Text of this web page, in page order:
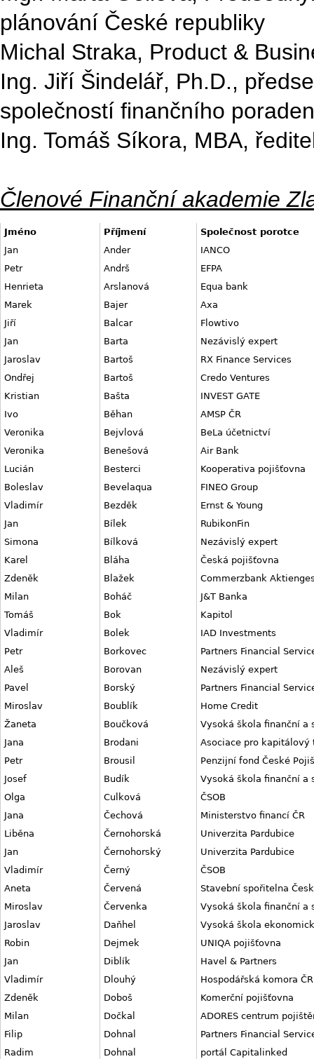
plánování České republiky
Michal Straka, Product &
Ing. Jiří Šindelář, Ph.D.,
společností finančního
Ing. Tomáš Síkora, MBA,
Členové Finanční akademie
Jméno Příjmení
Společnost porotce
Jan
Ander
IANCO
Petr
Andrš
EFPA
Henrieta
Arslanová
Equa bank
Marek
Bajer
Axa
Jiří
Balcar
Flowtivo
Jan
Barta
Nezávislý expert
Jaroslav
Bartoš
RX Finance Services
Ondřej
Bartoš
Credo Ventures
Kristian
Bašta
INVEST GATE
Ivo
Běhan
AMSP ČR
Veronika
Bejvlová
BeLa účetnictví
Veronika
Benešová
Air Bank
Lucián
Besterci
Kooperativa pojišťovna
Boleslav
Bevelaqua
FINEO Group
Vladimír
Bezděk
Ernst & Young
Jan
Bílek
RubikonFin
Simona
Bílková
Nezávislý expert
Karel
Bláha
Česká pojišťovna
Zdeněk
Blažek
Commerzbank
Milan
Boháč
J&T Banka
Tomáš
Bok
Kapitol
Vladimír
Bolek
IAD Investments
Petr
Borkovec
Partners Financial
Aleš
Borovan
Nezávislý expert
Pavel
Borský
Partners Financial
Miroslav
Boublík
Home Credit
Žaneta
Boučková
Vysoká škola finanční a
Jana
Brodani
Asociace pro kapitálový
Petr
Brousil
Penzijní fond České
Josef
Budík
Vysoká škola finanční a
Olga
Culková
ČSOB
Jana
Čechová
Ministerstvo financí ČR
Liběna
Černohorská
Univerzita Pardubice
Jan
Černohorský
Univerzita Pardubice
Vladimír
Černý
ČSOB
Aneta
Červená
Stavební spořitelna
Miroslav
Červenka
Vysoká škola finanční a
Jaroslav
Daňhel
Vysoká škola
Robin
Dejmek
UNIQA pojišťovna
Jan
Diblík
Havel & Partners
Vladimír
Dlouhý
Hospodářská komora ČR
Zdeněk
Doboš
Komerční pojišťovna
Milan
Dočkal
ADORES centrum
Filip
Dohnal
Partners Financial
Radim
Dohnal
portál Capitalinked